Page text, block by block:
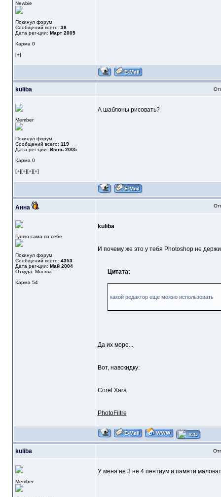
Newbie
Покинул форум
Сообщений всего: 38
Дата рег-ции: Март 2005
Карма 0
[+]
kuliba
Member
Покинул форум
Сообщений всего: 119
Дата рег-ции: Июнь 2005
Карма 0
[+][+][+][+]
А шаблоны рисовать?
Анна
Гуляю сама по себе
Покинул форум
Сообщений всего: 4353
Дата рег-ции: Май 2004
Откуда: Москва
Карма 54
kuliba
И почему же это у тебя Photoshop не
Цитата:
какой редактор еще можно использовать
Да их море...
Вот, навскидку:
Corel Xara
PhotoFiltre
kuliba
Member
У меня не 3 не 4 пентиум и памяти